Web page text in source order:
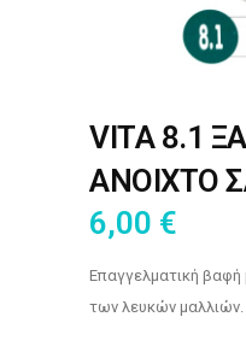
VITA 8.1
ΑΝΟΙΧΤΟ
6,00 €
Επαγγελματική βαφή
των λευκών μαλλιών.